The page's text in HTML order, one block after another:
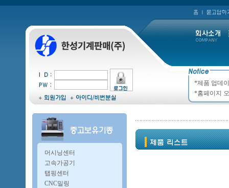
*제품 업데
*홈페이지
머시닝센터
고속가공기
탭핑센터
CNC밀링